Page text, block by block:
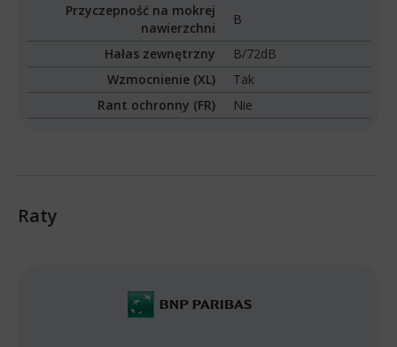
Przyczepność na mokrej
nawierzchni
B
Hałas zewnętrzny
B/72dB
Wzmocnienie (XL)
Tak
Rant ochronny (FR)
Nie
Raty